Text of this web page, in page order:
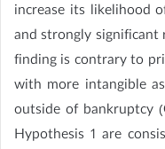
increase its likelihood
and strongly
finding is contrary to
with more intangible
outside of bankruptcy
Hypothesis 1 are